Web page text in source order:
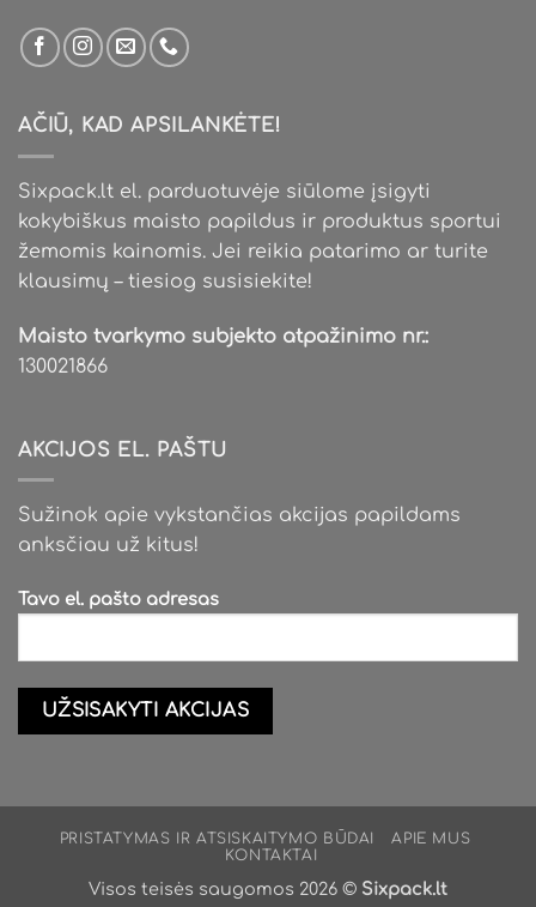
AČIŪ, KAD APSILANKĖTE!
Sixpack.lt el. parduotuvėje siūlome įsigyti
kokybiškus maisto papildus ir produktus sportui
žemomis kainomis. Jei reikia patarimo ar turite
klausimų – tiesiog susisiekite!
Maisto tvarkymo subjekto atpažinimo nr.:
130021866
AKCIJOS EL. PAŠTU
Sužinok apie vykstančias akcijas papildams
anksčiau už kitus!
Tavo el. pašto adresas
PRISTATYMAS IR ATSISKAITYMO BŪDAI
APIE MUS
KONTAKTAI
Visos teisės saugomos 2026 © Sixpack.lt